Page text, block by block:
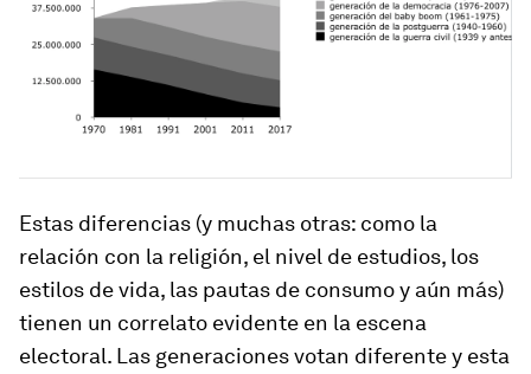
Estas diferencias (y muchas otras: como la
relación con la religión, el nivel de estudios, los
estilos de vida, las pautas de consumo y aún más)
tienen un correlato evidente en la escena
electoral. Las generaciones votan diferente y esta